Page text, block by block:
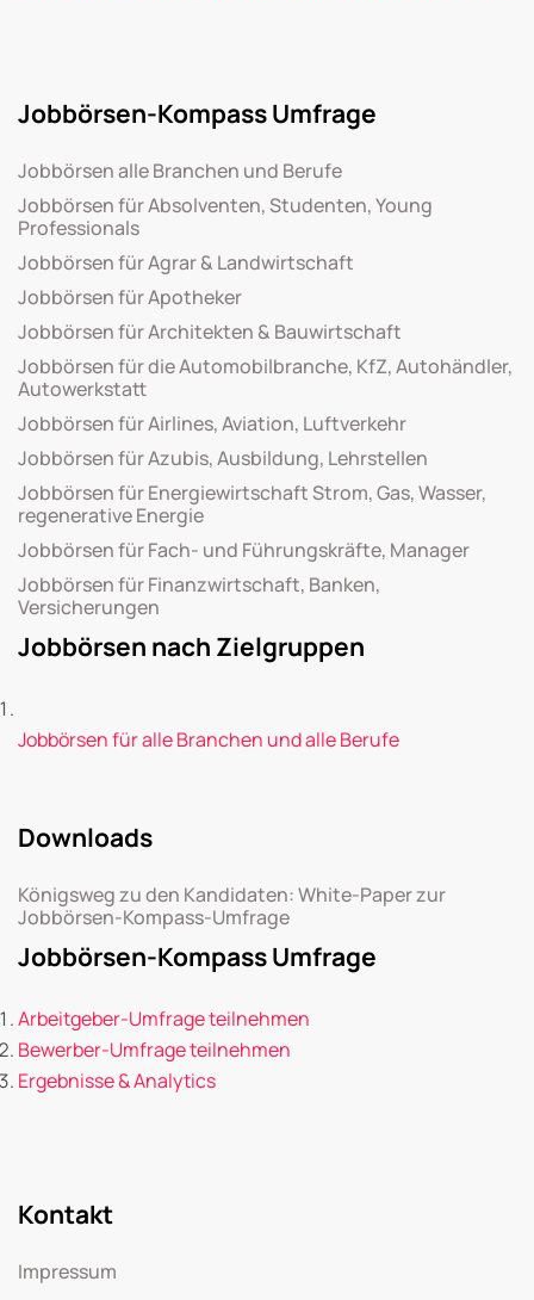
Jobbörsen-Kompass Umfrage
Jobbörsen alle Branchen und Berufe
Jobbörsen für Absolventen, Studenten, Young
Professionals
Jobbörsen für Agrar & Landwirtschaft
Jobbörsen für Apotheker
Jobbörsen für Architekten & Bauwirtschaft
Jobbörsen für die Automobilbranche, KfZ, Autohändler,
Autowerkstatt
Jobbörsen für Airlines, Aviation, Luftverkehr
Jobbörsen für Azubis, Ausbildung, Lehrstellen
Jobbörsen für Energiewirtschaft Strom, Gas, Wasser,
regenerative Energie
Jobbörsen für Fach- und Führungskräfte, Manager
Jobbörsen für Finanzwirtschaft, Banken,
Versicherungen
Jobbörsen nach Zielgruppen
Jobbörsen für alle Branchen und alle Berufe
Downloads
Königsweg zu den Kandidaten: White-Paper zur
Jobbörsen-Kompass-Umfrage
Jobbörsen-Kompass Umfrage
Arbeitgeber-Umfrage teilnehmen
Bewerber-Umfrage teilnehmen
Ergebnisse & Analytics
Kontakt
Impressum